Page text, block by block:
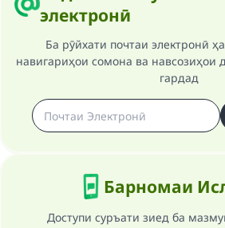
электронӣ
Ба рӯйхати почтаи электронӣ
навигариҳои сомона ва навсозиҳои
гардад
Барномаи
Доступи суръати зиед ба